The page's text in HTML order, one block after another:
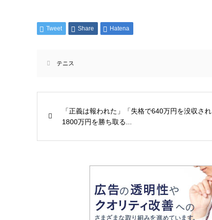
Tweet Share Hatena
テニス
「正義は報われた」「失格で640万円を没収され
1800万円を勝ち取る...